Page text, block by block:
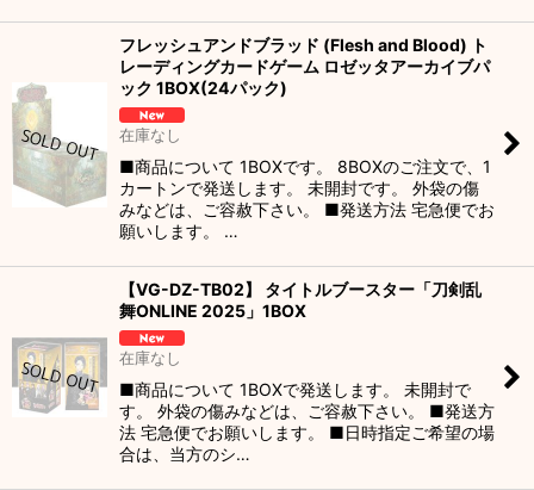
フレッシュアンドブラッド (Flesh and Blood) ト
レーディングカードゲーム ロゼッタアーカイブパ
ック 1BOX(24パック)
在庫なし
■商品について 1BOXです。 8BOXのご注文で、1
カートンで発送します。 未開封です。 外袋の傷
みなどは、ご容赦下さい。 ■発送方法 宅急便でお
願いします。 …
【VG-DZ-TB02】 タイトルブースター「刀剣乱
舞ONLINE 2025」1BOX
在庫なし
■商品について 1BOXで発送します。 未開封で
す。 外袋の傷みなどは、ご容赦下さい。 ■発送方
法 宅急便でお願いします。 ■日時指定ご希望の場
合は、当方のシ…